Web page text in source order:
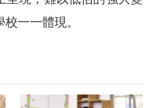
一一體現。